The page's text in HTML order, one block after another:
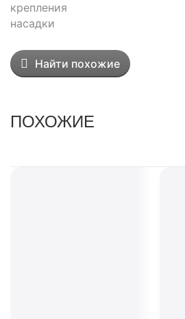
крепления
насадки
Найти похожие
ПОХОЖИЕ